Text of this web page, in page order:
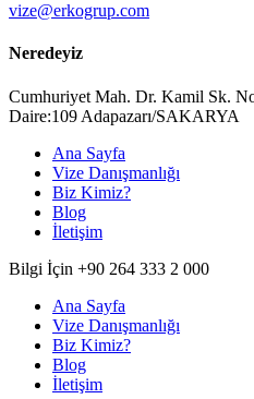
vize@erkogrup.com
Neredeyiz
Cumhuriyet Mah. Dr. Kamil Sk.
Daire:109 Adapazarı/SAKARYA
Ana Sayfa
Vize Danışmanlığı
Biz Kimiz?
Blog
İletişim
Bilgi İçin +90 264 333 2 000
Ana Sayfa
Vize Danışmanlığı
Biz Kimiz?
Blog
İletişim